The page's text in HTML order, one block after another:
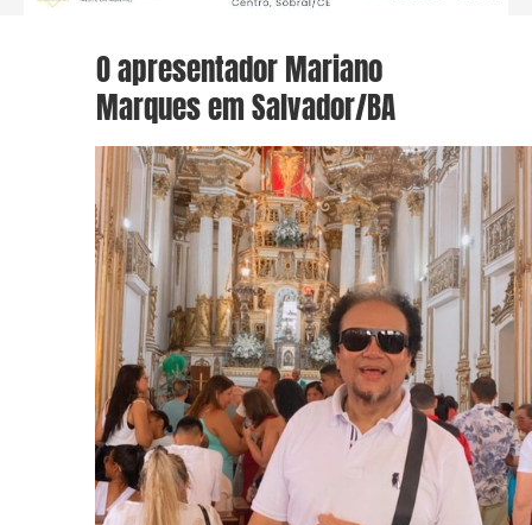
O apresentador Mariano
Marques em Salvador/BA